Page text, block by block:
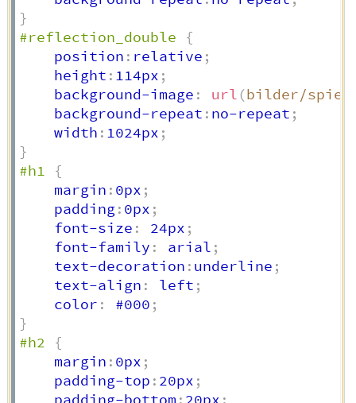
}
#reflection_double
{
    position
: relative ;
    height
: 114px ;
    background-image
: url (bilder/
    background-repeat
: no-repeat ;
    width
: 1024px ;
}
#h1
{
    margin
: 0px ;
    padding
: 0px ;
    font-size
: 24px ;
    font-family
: arial ;
    text-decoration
: underline ;
    text-align
: left ;
    color
: #000 ;
}
#h2
{
    margin
: 0px ;
    padding-top
: 20px ;